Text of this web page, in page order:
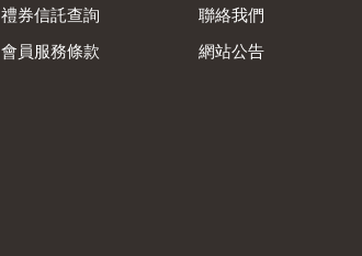
禮券信託查詢
會員服務條款
聯絡我們
網站公告